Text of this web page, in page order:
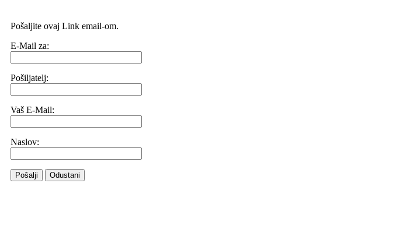
Pošaljite ovaj Link email-om.
E-Mail za:
Pošiljatelj:
Vaš E-Mail:
Naslov:
Pošalji Odustani